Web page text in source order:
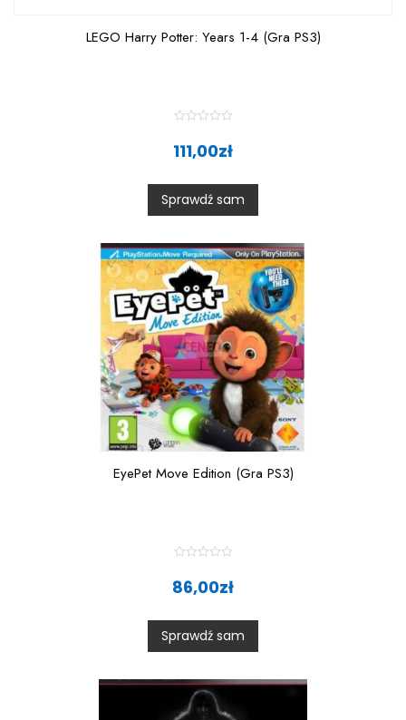
LEGO Harry Potter: Years 1-4 (Gra PS3)
0
o
u
t
5
111,00zł
Sprawdź sam
EyePet Move Edition (Gra PS3)
a
t
0
o
u
t
5
86,00zł
Sprawdź sam